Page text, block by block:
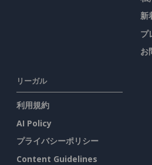
新
プ
お
リーガル
利用規約
AI Policy
プライバシーポリシー
Content Guidelines